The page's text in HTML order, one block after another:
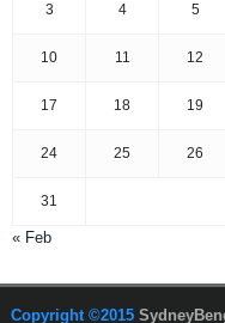
3 4 5
10 11 12
17 18 19
24 25 26
31
« Feb
Copyright ©2015